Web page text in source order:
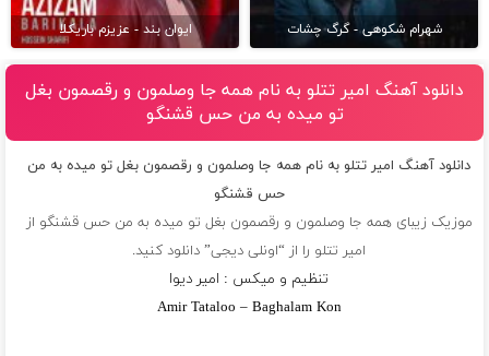
شهرام شکوهی - گرگ چشات ایوان بند - عزیزم باریکلا
دانلود آهنگ امیر تتلو به نام همه جا وصلمون و رقصمون بغل
تو میده به من حس قشنگو
دانلود آهنگ امیر تتلو به نام همه جا وصلمون و رقصمون بغل تو میده به من
حس قشنگو
موزیک زیبای همه جا وصلمون و رقصمون بغل تو میده به من حس قشنگو از
امیر تتلو را از “اونلی دیجی” دانلود کنید.
تنظیم و میکس : امیر دیوا
Amir Tataloo – Baghalam Kon